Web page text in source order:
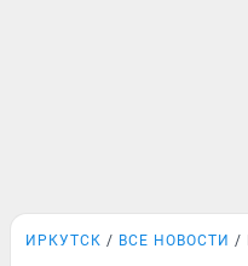
ИРКУТСК ВСЕ НОВОСТИ